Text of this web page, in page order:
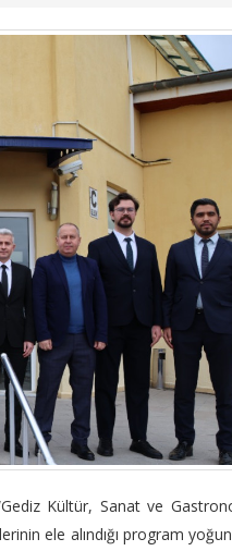
Kültür, Sanat ve
ele alındığı program